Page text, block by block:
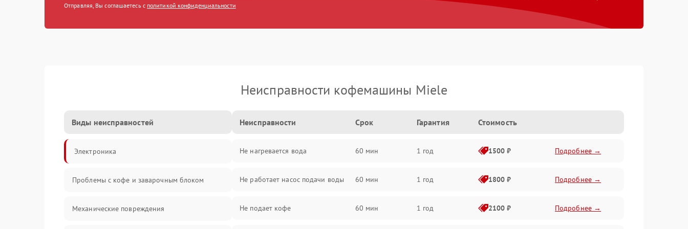
Отправляя, Вы соглашаетесь с политикой конфиденциальности
Неисправности кофемашины Miele
Виды неисправностей
Электроника
Проблемы с кофе и заварочным блоком
Механические повреждения
Неисправности Срок Гарантия Стоимость
Не нагревается вода 60 мин 1 год 1500 ₽ Подробнее →
Не работает насос подачи воды 60 мин 1 год 1800 ₽ Подробнее →
Не подает кофе 60 мин 1 год 2100 ₽ Подробнее →